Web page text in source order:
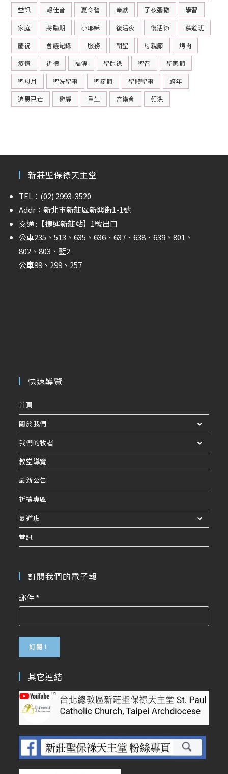
堂訊 報佳音 夏令營 奉獻 子夜彌撒 學習
家庭 將臨期 小耶穌 復活夜 復活節 慕道班
慶祝 會議記錄 服務 朝聖 母親節 烤肉
疫情 祈禱 福傳 聖保祿 聖召 聖家節
聖母月 聖洗聖事 聖誕節 聖體聖事 跨年
追思已亡 避靜 重生 音樂會 領洗
新莊聖保祿天主堂
TEL：(02) 2993-3520
Addr：新北市新莊區新興街1-1號
交通 : 【捷運新莊站】 1號出口
公車235、513、635、636、637、638、639、801、
802、803、藍2
公車99、299、257
快速導覽
首頁
關於我們
我們的牧者
教堂導覽
最新公告
祈禱專區
慕道班
堂訊
訂閱我們的電子報
郵件*
其它連結